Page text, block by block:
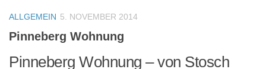
ALLGEMEIN 5. NOVEMBER 2014
Pinneberg Wohnung
Pinneberg Wohnung – von Stosch